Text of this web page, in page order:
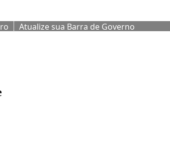
Atualize sua Barra de Governo